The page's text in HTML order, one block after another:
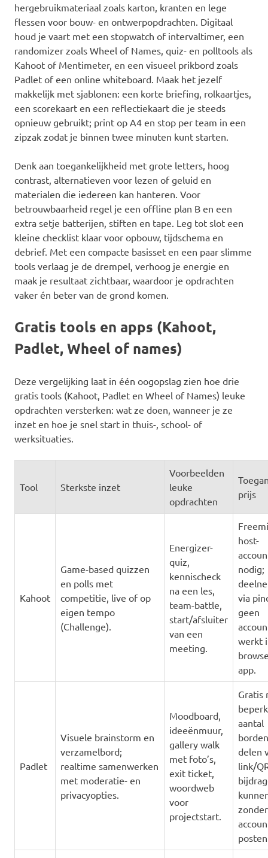
hergebruikmateriaal zoals karton, kranten en lege
flessen voor bouw- en ontwerpopdrachten. Digitaal
houd je vaart met een stopwatch of intervaltimer, een
randomizer zoals Wheel of Names, quiz- en polltools als
Kahoot of Mentimeter, en een visueel prikbord zoals
Padlet of een online whiteboard. Maak het jezelf
makkelijk met sjablonen: een korte briefing, rolkaartjes,
een scorekaart en een reflectiekaart die je steeds
opnieuw gebruikt; print op A4 en stop per team in een
zipzak zodat je binnen twee minuten kunt starten.
Denk aan toegankelijkheid met grote letters, hoog
contrast, alternatieven voor lezen of geluid en
materialen die iedereen kan hanteren. Voor
betrouwbaarheid regel je een offline plan B en een
extra setje batterijen, stiften en tape. Leg tot slot een
kleine checklist klaar voor opbouw, tijdschema en
debrief. Met een compacte basisset en een paar slimme
tools verlaag je de drempel, verhoog je energie en
maak je resultaat zichtbaar, waardoor je opdrachten
vaker én beter van de grond komen.
Gratis tools en apps (Kahoot,
Padlet, Wheel of names)
Deze vergelijking laat in één oogopslag zien hoe drie
gratis tools (Kahoot, Padlet en Wheel of Names) leuke
opdrachten versterken: wat ze doen, wanneer je ze
inzet en hoe je snel start in thuis-, school- of
werksituaties.
Tool Sterkste inzet
Voorbeelden
leuke
opdrachten
prijs
Kahoot
Game-based quizzen
en polls met
competitie, live of op
eigen tempo
(Challenge).
Energizer-
quiz,
kennischeck
na een les,
team-battle,
start/afsluiter
van een
meeting.
host-
nodig;
via
geen
werkt
app.
Padlet
Visuele brainstorm en
verzamelbord;
realtime samenwerken
met moderatie- en
privacyopties.
Moodboard,
ideeënmuur,
gallery walk
met foto’s,
exit ticket,
woordweb
voor
projectstart.
Gratis
aantal
delen
link/
zonder